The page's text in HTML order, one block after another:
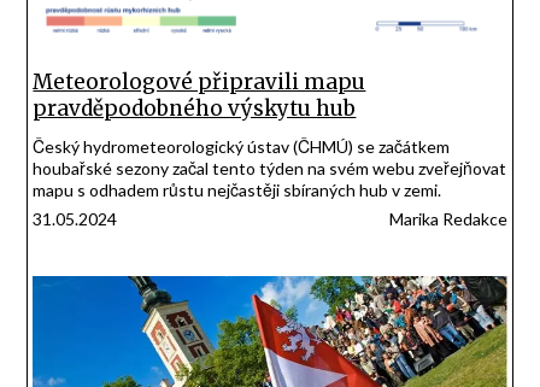
Meteorologové připravili mapu
pravděpodobného výskytu hub
Český hydrometeorologický ústav (ČHMÚ) se začátkem
houbařské sezony začal tento týden na svém webu zveřejňovat
mapu s odhadem růstu nejčastěji sbíraných hub v zemi.
31.05.2024
Marika Redakce